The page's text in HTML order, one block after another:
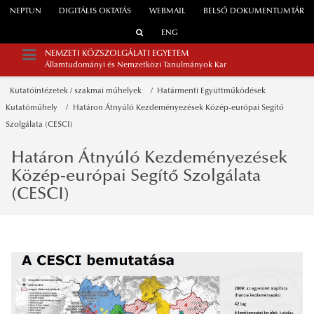
WEBMAIL
NEPTUN DIGITÁLIS OKTATÁS BELSŐ DOKUMENTUMTÁR
ENG
NEMZETI KÖZSZOLGÁLATI EGYETEM
Államtudományi és Nemzetközi Tanulmányok Kar
Kutatóintézetek / szakmai műhelyek Határmenti Együttműködések
Kutatóműhely Határon Átnyúló Kezdeményezések Közép-európai Segítő
Szolgálata (CESCI)
Határon Átnyúló Kezdeményezések
Közép-európai Segítő Szolgálata
(CESCI)